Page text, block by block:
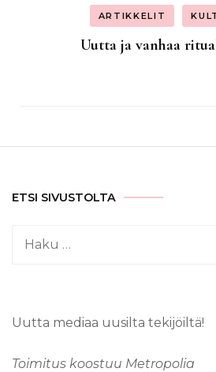
ARTIKKELIT
Uutta ja vanhaa
ETSI SIVUSTOLTA
Haku:
Uutta mediaa uusilta tekijöiltä!
Toimitus koostuu Metropolia